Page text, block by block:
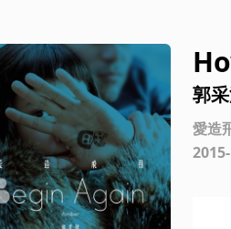
郭
愛造